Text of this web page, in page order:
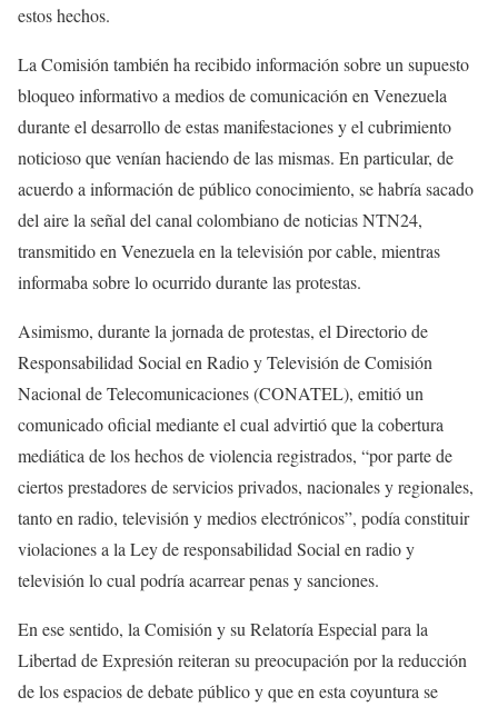
estos hechos.
La Comisión también ha recibido información sobre un supuesto
bloqueo informativo a medios de comunicación en Venezuela
durante el desarrollo de estas manifestaciones y el cubrimiento
noticioso que venían haciendo de las mismas. En particular, de
acuerdo a información de público conocimiento, se habría sacado
del aire la señal del canal colombiano de noticias NTN24,
transmitido en Venezuela en la televisión por cable, mientras
informaba sobre lo ocurrido durante las protestas.
Asimismo, durante la jornada de protestas, el Directorio de
Responsabilidad Social en Radio y Televisión de Comisión
Nacional de Telecomunicaciones (CONATEL), emitió un
comunicado oficial mediante el cual advirtió que la cobertura
mediática de los hechos de violencia registrados, “por parte de
ciertos prestadores de servicios privados, nacionales y regionales,
tanto en radio, televisión y medios electrónicos”, podía constituir
violaciones a la Ley de responsabilidad Social en radio y
televisión lo cual podría acarrear penas y sanciones.
En ese sentido, la Comisión y su Relatoría Especial para la
Libertad de Expresión reiteran su preocupación por la reducción
de los espacios de debate público y que en esta coyuntura se